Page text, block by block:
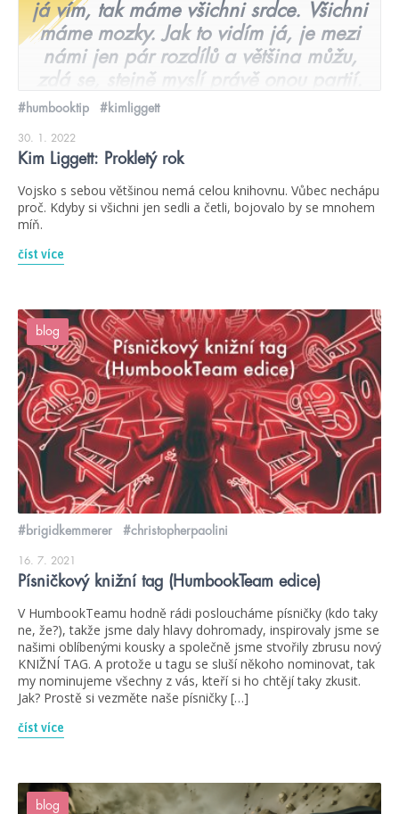
já vím, tak máme všichni srdce. Všichni
máme mozky. Jak to vidím já, je mezi
námi jen pár rozdílů a většina můžu,
zdá se, stejně myslí právě onou partií.
#humbooktip #kimliggett
30. 1. 2022
Kim Liggett: Prokletý rok
Vojsko s sebou většinou nemá celou knihovnu. Vůbec nechápu
proč. Kdyby si všichni jen sedli a četli, bojovalo by se mnohem
míň.
číst více
blog
#brigidkemmerer #christopherpaolini
16. 7. 2021
Písničkový knižní tag (HumbookTeam edice)
V HumbookTeamu hodně rádi posloucháme písničky (kdo taky
ne, že?), takže jsme daly hlavy dohromady, inspirovaly jsme se
našimi oblíbenými kousky a společně jsme stvořily zbrusu nový
KNIŽNÍ TAG. A protože u tagu se sluší někoho nominovat, tak
my nominujeme všechny z vás, kteří si ho chtějí taky zkusit.
Jak? Prostě si vezměte naše písničky […]
číst více
blog